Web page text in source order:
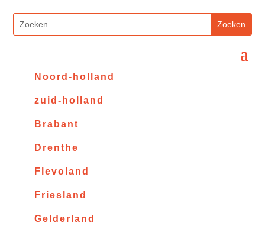
Noord-holland
zuid-holland
Brabant
Drenthe
Flevoland
Friesland
Gelderland